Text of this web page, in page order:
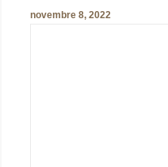
novembre 8, 2022